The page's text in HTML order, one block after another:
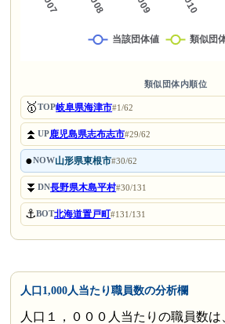
類似団体内順位
🥇TOP岐阜県海津市#1/62
⏫UP鹿児島県志布志市#29/62
●NOW山形県東根市#30/62
⏬DN長野県木島平村#30/131
⚓BOT北海道置戸町#131/131
人口1,000人当たり職員数の分析欄
人口１，０００人当たりの職員数